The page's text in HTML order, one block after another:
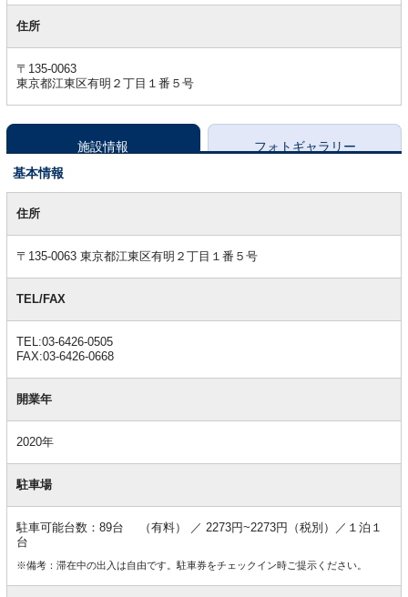
住所
〒135-0063
東京都江東区有明２丁目１番５号
施設情報
フォトギャラリー
基本情報
本住所
〒135-0063 東京都江東区有明２丁目１番５号
TEL/FAX
TEL:03-6426-0505
FAX:03-6426-0668
開業年
2020年
駐車場
駐車可能台数：89台 （有料） ／ 2273円~2273円（税別）／１泊１
台
※備考：滞在中の出入は自由です。駐車券をチェックイン時ご提示ください。